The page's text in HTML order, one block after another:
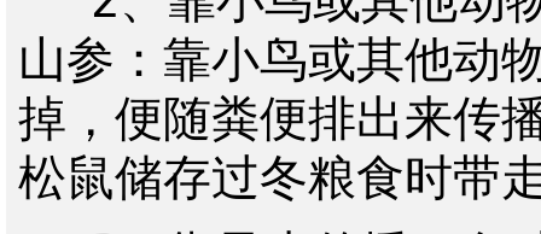
山参：靠小鸟或其他动
掉，便随粪便排出来传
松鼠储存过冬粮食时带